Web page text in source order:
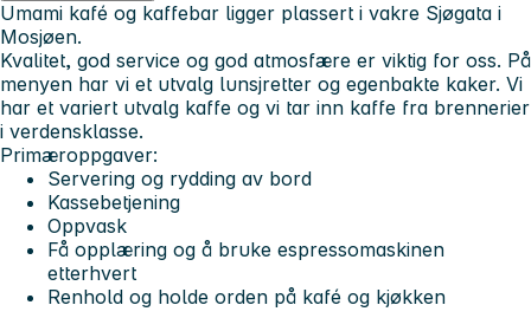
Umami kafé og kaffebar ligger plassert i vakre Sjøgata i
Mosjøen.
Kvalitet, god service og god atmosfære er viktig for oss. På
menyen har vi et utvalg lunsjretter og egenbakte kaker. Vi
har et variert utvalg kaffe og vi tar inn kaffe fra brennerier
i verdensklasse.
Primæroppgaver:
Servering og rydding av bord
Kassebetjening
Oppvask
Få opplæring og å bruke espressomaskinen
etterhvert
Renhold og holde orden på kafé og kjøkken